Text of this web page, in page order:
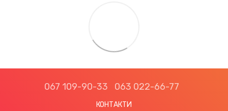
067 109-90-33 063 022-66-77
КОНТАКТИ